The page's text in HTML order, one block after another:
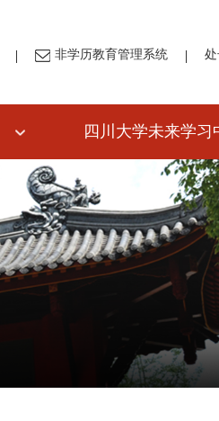
| 非学历教育管理系统 |
四川大学未来学习